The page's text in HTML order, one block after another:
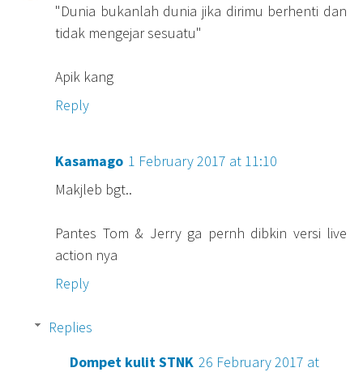
"Dunia bukanlah dunia jika dirimu berhenti dan
tidak mengejar sesuatu"
Apik kang
Reply
Kasamago 1 February 2017 at 11:10
Makjleb bgt..
Pantes Tom & Jerry ga pernh dibkin versi live
action nya
Reply
Replies
Dompet kulit STNK 26 February 2017 at